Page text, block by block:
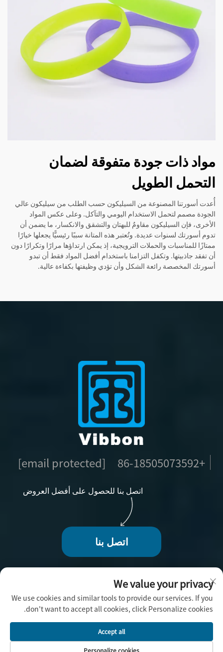
مواد ذات جودة متفوقة لضمان
التحمل الطويل
أُعدت أسورتنا المصنوعة من السيليكون حسب الطلب من سيليكون عالي
الجودة مصمم لتحمل الاستخدام اليومي والتآكل. وعلى عكس المواد
الأخرى، فإن السيليكون مقاومٌ للبهتان والتشقق والانكسار، ما يضمن أن
تدوم أسورتك لسنوات عديدة. وتُعتبر هذه المتانة سببًا رئيسيًّا يجعلها خيارًا
ممتازًا للمناسبات والحملات الترويجية، إذ يمكن ارتداؤها مرارًا وتكرارًا دون
أن تفقد جاذبيتها. وتكفل التزامنا باستخدام أفضل المواد فقط أن تبدو
أسورتك المخصصة رائعة الشكل وأن تؤدي وظيفتها بكفاءة عالية.
+86-18505073592
[email protected]
اتصل بنا للحصول على أفضل العروض
اتصل بنا
حقوق الطبع والنشر © 2025 بواسطة فوجو فيبون للحرف
اليدوية المحدودة -سياسة الخصوصية
We value your privacy
We use cookies and similar tools to provide our services. If you
don't want to accept all cookies, click Personalize cookies.
Personalize cookies
Accept all